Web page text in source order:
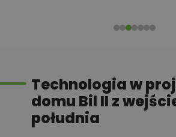
kondygnacji, dzięki czemu dom jest
jest przedsionek z wydzielonym
wnękową. Naprzeciwko wejścia
łazienka dla gości z kabiną
Technologia w
domu Bil II z
południa